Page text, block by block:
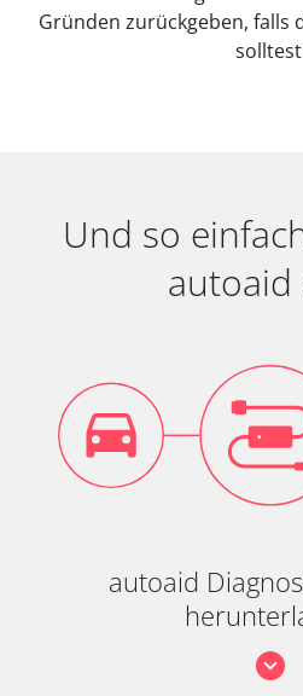
Gründen zurückgeben, falls
Und so
autoaid
autoaid